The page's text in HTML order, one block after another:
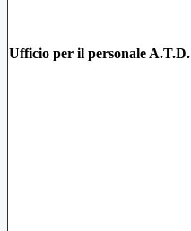
Ufficio per il personale A.T.D.